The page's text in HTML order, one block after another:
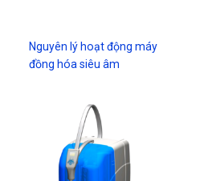
Nguyên lý hoạt động máy
đồng hóa siêu âm